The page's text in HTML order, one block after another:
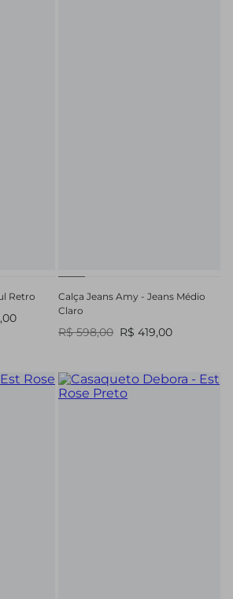
Retro
Calça Jeans Amy - Jeans Médio
Claro
R$ 598,00 R$ 419,00